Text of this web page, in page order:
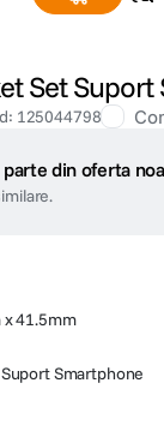
Set
: 125044798
din oferta
41.5mm
Smartphone